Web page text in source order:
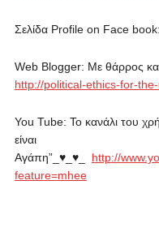
ΣελίδαProfile on Face book:
Web Blogger: Με θάρρος
http://political-ethics-for-
You Tube: Το κανάλι του
είναι
Αγάπη”_♥_♥_ http://
feature=mhee